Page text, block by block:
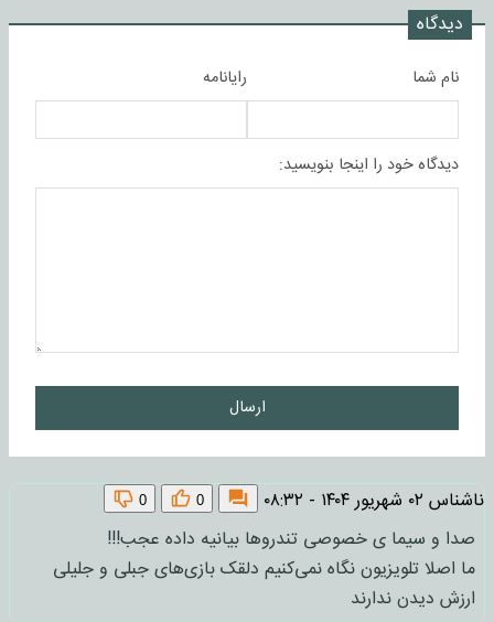
دیدگاه
نام شما رایانامه
دیدگاه خود را اینجا بنویسید:
ارسال
ناشناس ۰۲ شهریور ۱۴۰۴ - ۰۸:۳۲ 0
0
صدا و سیما ی خصوصی تندروها بیانیه داده عجب!!!
ما اصلا تلویزیون نگاه نمی‌کنیم دلقک بازی‌های جبلی و جلیلی
ارزش دیدن ندارند